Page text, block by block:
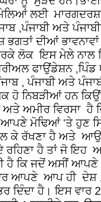
ਲਈ
,ਪੰਜਾਬੀ ਅਤੇ
ਭਗਤਾਂ ਦੀਆਂ
ਲੋਕ ਇਸ ਮੇਲੇ ਨਾਲ
ਫਾਉਂਡੇਸ਼ਨ ,ਪਿੰਡ
, ਪੰਜਾਬੀ ਅਤੇ
ਹੋ ਨਿਬੜੀਆਂ ਹਨ
ਅਮੀਰ ਵਿਰਸਾ ਹੈ
ਮੋਢਿਆਂ ‘ਤੇ ਹੁਣ
ਕੇ ਰੱਖਣਾ ਹੈ ਅਤੇ
ਹੈ ਤਾਂ ਜੋ ਇਹ
ਹੈ ਕਿ ਜਦੋਂ ਅਸੀਂ ਆਪਣੇ
ਆਪਣੇ ਆਪ ਹੀ ਦੇਸ਼
ਦਿੰਦਾ ਹੈ। ਇਸ ਵਾਰ